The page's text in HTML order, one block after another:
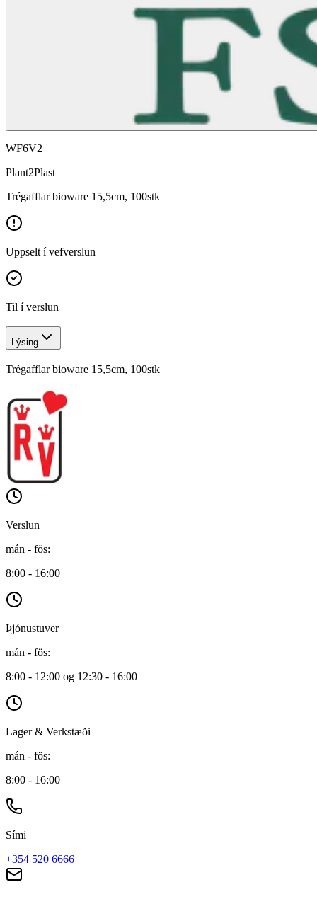
WF6V2
Plant2Plast
Trégafflar bioware 15,5cm, 100stk
Uppselt í vefverslun
Til í verslun
Lýsing
Trégafflar bioware 15,5cm, 100stk
Verslun
mán - fös:
8:00 - 16:00
Þjónustuver
mán - fös:
8:00 - 12:00 og 12:30 - 16:00
Lager & Verkstæði
mán - fös:
8:00 - 16:00
Sími
+354 520 6666